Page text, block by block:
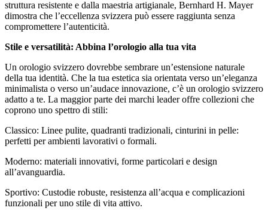
struttura resistente e dalla maestria artigianale, Bernhard H. Mayer
dimostra che l’eccellenza svizzera può essere raggiunta senza
compromettere l’autenticità.
Stile e versatilità: Abbina l’orologio alla tua vita
Un orologio svizzero dovrebbe sembrare un’estensione naturale
della tua identità. Che la tua estetica sia orientata verso un’eleganza
minimalista o verso un’audace innovazione, c’è un orologio svizzero
adatto a te. La maggior parte dei marchi leader offre collezioni che
coprono uno spettro di stili:
Classico: Linee pulite, quadranti tradizionali, cinturini in pelle:
perfetti per ambienti lavorativi o formali.
Moderno: materiali innovativi, forme particolari e design
all’avanguardia.
Sportivo: Custodie robuste, resistenza all’acqua e complicazioni
funzionali per uno stile di vita attivo.